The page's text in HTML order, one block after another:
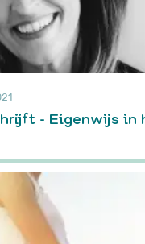
- Eigenwijs in